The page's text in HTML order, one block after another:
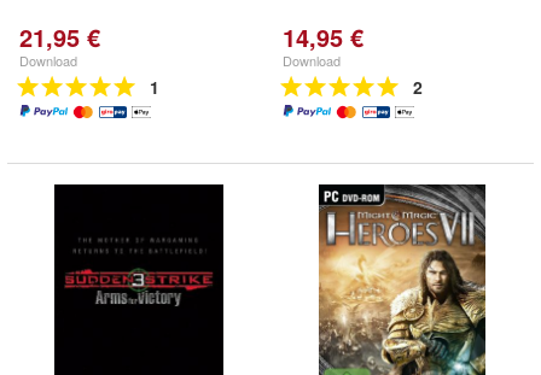
21,95 €
Download
1
14,95 €
Download
2